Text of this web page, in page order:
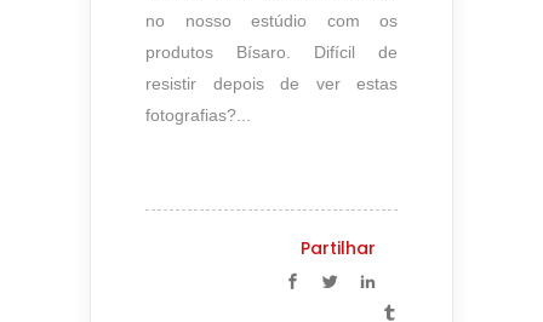
no nosso estúdio com os
produtos Bísaro. Difícil de
resistir depois de ver estas
fotografias?...
Partilhar